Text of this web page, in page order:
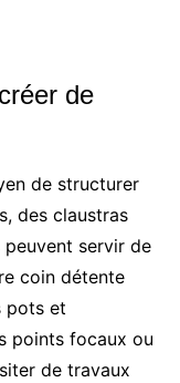
de
de structurer
des claustras
peuvent servir de
coin détente
pots et
points focaux ou
de travaux